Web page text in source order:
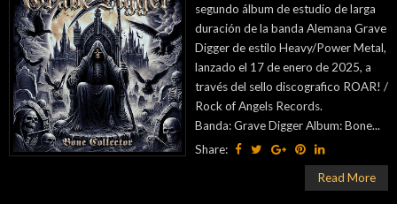
segundo álbum de estudio de larga
duración de la banda Alemana Grave
Digger de estilo Heavy/Power Metal,
lanzado el 17 de enero de 2025, a
través del sello discografico ROAR! /
Rock of Angels Records.
Banda: Grave Digger Album: Bone...
Share:
Read More